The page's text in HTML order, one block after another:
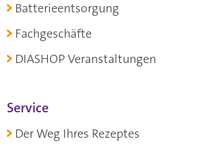
Batterieentsorgung
Fachgeschäfte
DIASHOP Veranstaltungen
Service
Der Weg Ihres Rezeptes